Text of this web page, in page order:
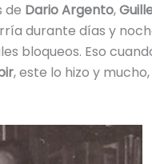
de Dario Argento,
durante días y
bloqueos. Eso
, este lo hizo y